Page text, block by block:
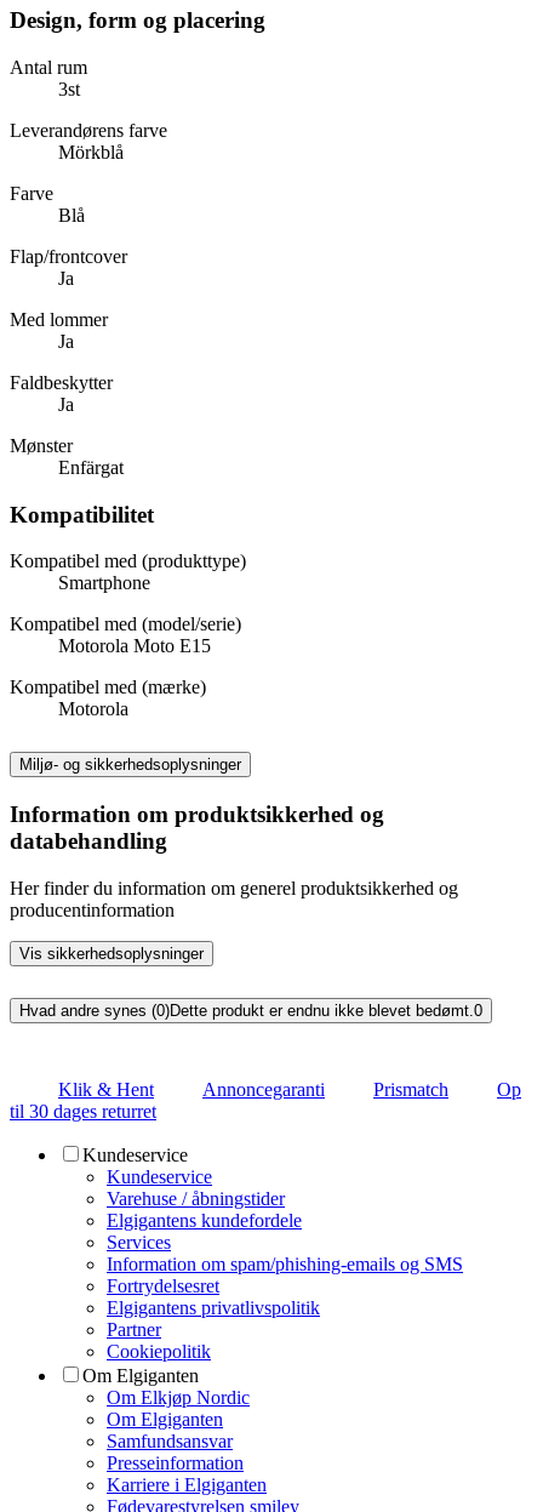
Design, form og placering
Antal rum
3st
Leverandørens farve
Mörkblå
Farve
Blå
Flap/frontcover
Ja
Med lommer
Ja
Faldbeskytter
Ja
Mønster
Enfärgat
Kompatibilitet
Kompatibel med (produkttype)
Smartphone
Kompatibel med (model/serie)
Motorola Moto E15
Kompatibel med (mærke)
Motorola
Miljø- og sikkerhedsoplysninger
Information om produktsikkerhed og
databehandling
Her finder du information om generel produktsikkerhed og
producentinformation
Vis sikkerhedsoplysninger
Hvad andre synes (0)Dette produkt er endnu ikke blevet bedømt. 0
Klik & Hent Annoncegaranti Prismatch
Op
til 30 dages returret
Kundeservice
Kundeservice
Varehuse / åbningstider
Elgigantens kundefordele
Services
Information om spam/phishing-emails og SMS
Fortrydelsesret
Elgigantens privatlivspolitik
Partner
Cookiepolitik
Om Elgiganten
Om Elkjøp Nordic
Om Elgiganten
Samfundsansvar
Presseinformation
Karriere i Elgiganten
Fødevarestyrelsen smiley